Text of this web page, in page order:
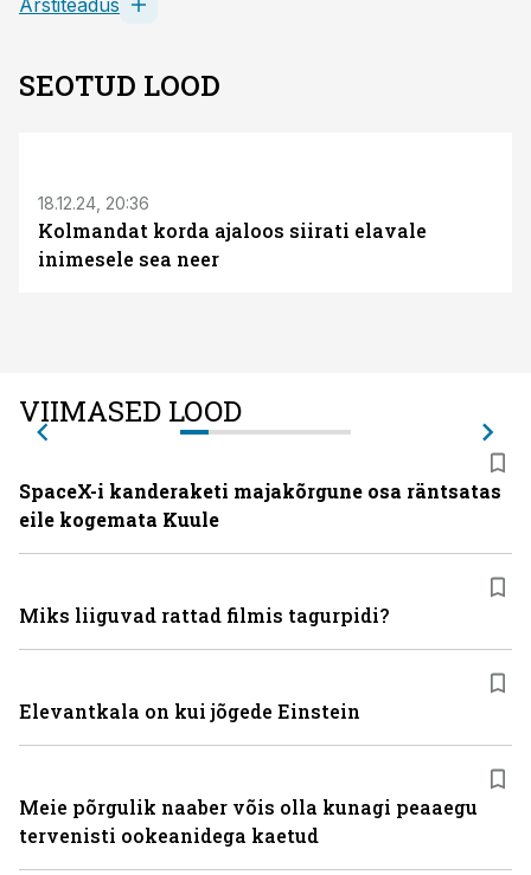
Arstiteadus
SEOTUD LOOD
18.12.24, 20:36
Kolmandat korda ajaloos siirati elavale
inimesele sea neer
VIIMASED LOOD
SpaceX-i kanderaketi majakõrgune osa räntsatas
eile kogemata Kuule
Miks liiguvad rattad filmis tagurpidi?
Elevantkala on kui jõgede Einstein
Meie põrgulik naaber võis olla kunagi peaaegu
tervenisti ookeanidega kaetud